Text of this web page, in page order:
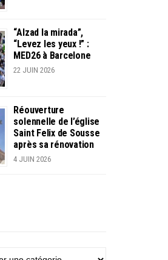
“Alzad la mirada”,
“Levez les yeux !” :
MED26 à Barcelone
22 JUIN 2026
Réouverture
solennelle de l’église
Saint Felix de Sousse
après sa rénovation
4 JUIN 2026